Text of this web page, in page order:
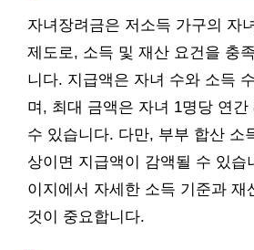
자녀장려금은 저소득 가구의 자
제도로, 소득 및 재산 요건을 충
니다. 지급액은 자녀 수와 소득
며, 최대 금액은 자녀 1명당 연간
수 있습니다. 다만, 부부 합산 소
상이면 지급액이 감액될 수 있습
이지에서 자세한 소득 기준과 재
것이 중요합니다.